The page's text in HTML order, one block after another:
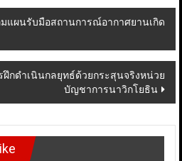
แผนรับมือสถานการณ์อากาศยานเกิด
ฝึกดำเนินกลยุทธ์ด้วยกระสุนจริงหน่วย
บัญชาการนาวิกโยธิน